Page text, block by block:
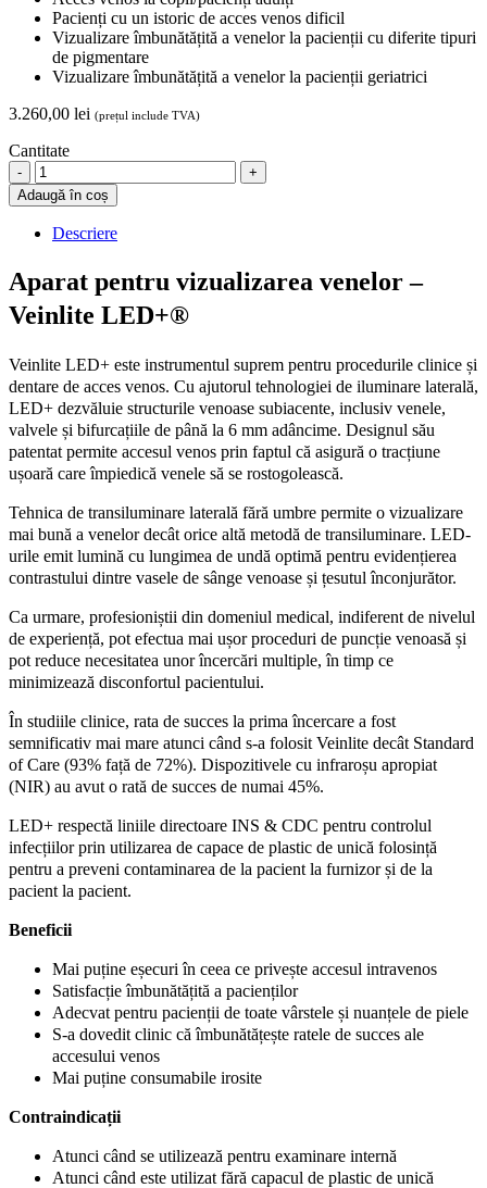
Pacienți cu un istoric de acces venos dificil
Vizualizare îmbunătățită a venelor la pacienții cu diferite tipuri
de pigmentare
Vizualizare îmbunătățită a venelor la pacienții geriatrici
3.260,00 lei (prețul include TVA)
Cantitate
Aparat
pentru
vizualizarea
venelor
LED+
quantity
Adaugă în coș
Descriere
Aparat pentru vizualizarea venelor –
Veinlite LED+®
Veinlite LED+ este instrumentul suprem pentru procedurile clinice și
dentare de acces venos. Cu ajutorul tehnologiei de iluminare laterală,
LED+ dezvăluie structurile venoase subiacente, inclusiv venele,
valvele și bifurcațiile de până la 6 mm adâncime. Designul său
patentat permite accesul venos prin faptul că asigură o tracțiune
ușoară care împiedică venele să se rostogolească.
Tehnica de transiluminare laterală fără umbre permite o vizualizare
mai bună a venelor decât orice altă metodă de transiluminare. LED-
urile emit lumină cu lungimea de undă optimă pentru evidențierea
contrastului dintre vasele de sânge venoase și țesutul înconjurător.
Ca urmare, profesioniștii din domeniul medical, indiferent de nivelul
de experiență, pot efectua mai ușor proceduri de puncție venoasă și
pot reduce necesitatea unor încercări multiple, în timp ce
minimizează disconfortul pacientului.
În studiile clinice, rata de succes la prima încercare a fost
semnificativ mai mare atunci când s-a folosit Veinlite decât Standard
of Care (93% față de 72%). Dispozitivele cu infraroșu apropiat
(NIR) au avut o rată de succes de numai 45%.
LED+ respectă liniile directoare INS & CDC pentru controlul
infecțiilor prin utilizarea de capace de plastic de unică folosință
pentru a preveni contaminarea de la pacient la furnizor și de la
pacient la pacient.
Beneficii
Mai puține eșecuri în ceea ce privește accesul intravenos
Satisfacție îmbunătățită a pacienților
Adecvat pentru pacienții de toate vârstele și nuanțele de piele
S-a dovedit clinic că îmbunătățește ratele de succes ale
accesului venos
Mai puține consumabile irosite
Contraindicații
Atunci când se utilizează pentru examinare internă
Atunci când este utilizat fără capacul de plastic de unică